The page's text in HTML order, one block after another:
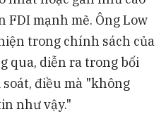
FDI mạnh mẽ. Ông Low
trong chính sách của
qua, diễn ra trong bối
điều mà "không
như vậy."